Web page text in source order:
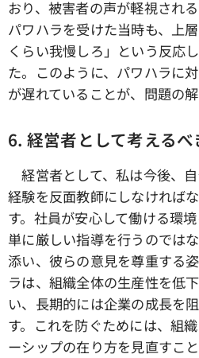
おり、被害者の声が軽視され
パワハラを受けた当時も、上
くらい我慢しろ」という反応
た。このように、パワハラに
が遅れていることが、問題の
6. 経営者として考えるべ
経営者として、私は今後、
経験を反面教師にしなければ
す。社員が安心して働ける環
単に厳しい指導を行うのでは
添い、彼らの意見を尊重する
ラは、組織全体の生産性を低
い、長期的には企業の成長を
す。これを防ぐためには、組
ーシップの在り方を見直すこと